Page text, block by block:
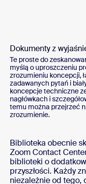
Dokumenty z
Te proste do
myślą o uproszczeniu
zrozumieniu koncepcji,
zadawanych pytań i
koncepcje techniczne
nagłówkach i
temu można przejrzeć
zrozumienie.
Biblioteka obecnie
Zoom Contact
biblioteki o
przyszłości. Każdy
niezależnie od tego,